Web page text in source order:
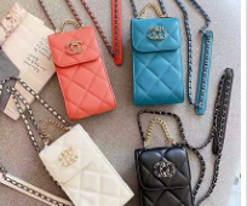
量 高级 ブランド Galaxy
S25plus携帯ケース レザー レ
ース